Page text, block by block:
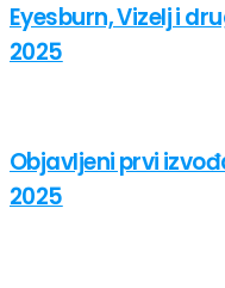
Eyesburn, Vizelj i
2025
Objavljeni prvi
2025